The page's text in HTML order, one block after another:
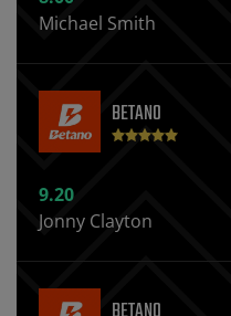
Michael Smith
BETANO
9.20
Jonny Clayton